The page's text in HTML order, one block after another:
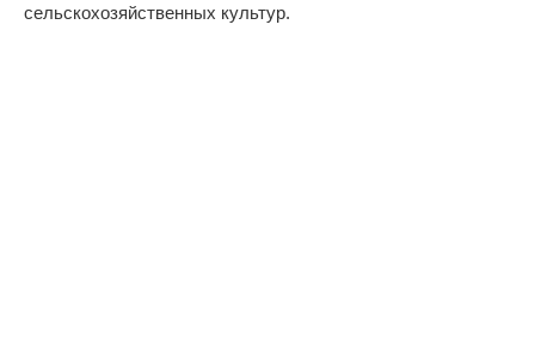
сельскохозяйственных культур.